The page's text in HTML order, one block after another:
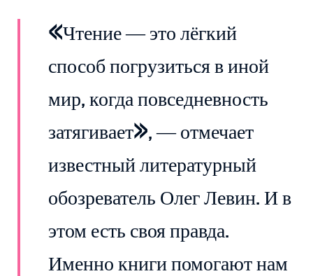
«Чтение — это лёгкий
способ погрузиться в иной
мир, когда повседневность
затягивает», — отмечает
известный литературный
обозреватель Олег Левин. И в
этом есть своя правда.
Именно книги помогают нам